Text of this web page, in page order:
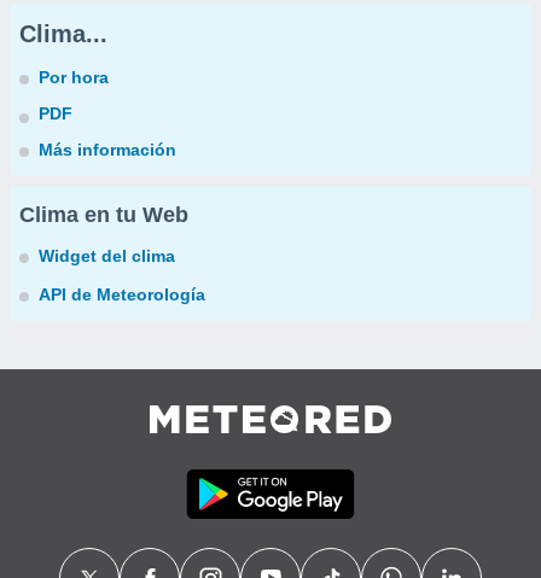
Clima...
Por hora
PDF
Más información
Clima en tu Web
Widget del clima
API de Meteorología